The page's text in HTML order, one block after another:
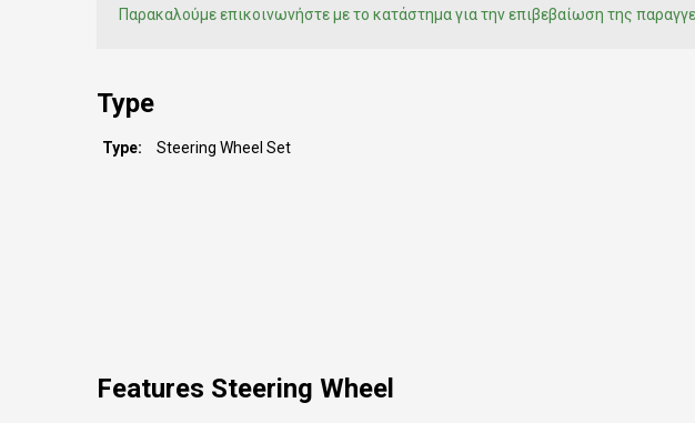
Παρακαλούμε επικοινωνήστε με το κατάστημα για την επιβεβαίωση της
Type
Type Steering Wheel Set
Features Steering Wheel